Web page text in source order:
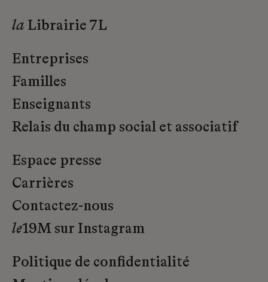
la Librairie 7L
Entreprises
Familles
Enseignants
Relais du champ social et associatif
Espace presse
Carrières
Contactez-nous
le19M sur Instagram
Politique de confidentialité